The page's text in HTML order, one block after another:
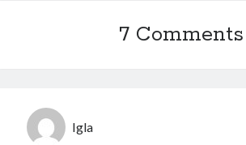
7 Comments
Igla